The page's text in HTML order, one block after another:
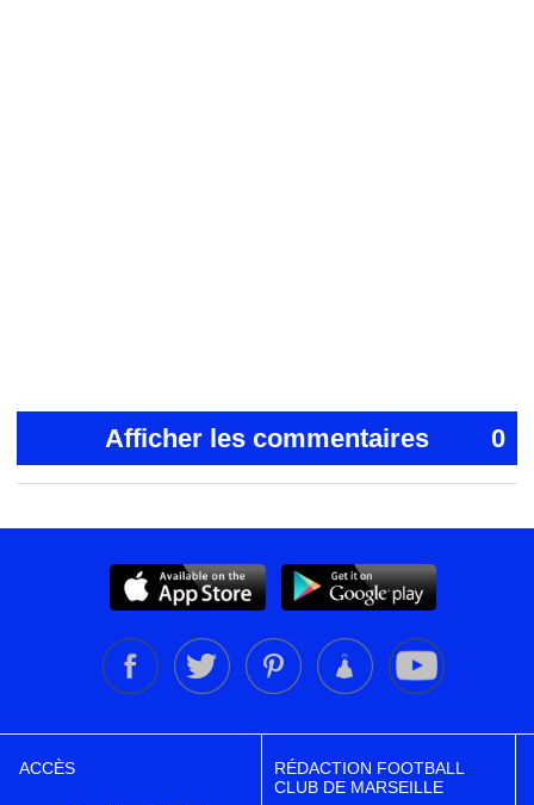
Afficher les commentaires 0
ACCÈS
RÉDACTION FOOTBALL
CLUB DE MARSEILLE